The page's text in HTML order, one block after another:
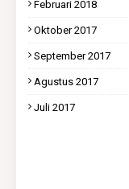
Februari 2018
Oktober 2017
September 2017
Agustus 2017
Juli 2017